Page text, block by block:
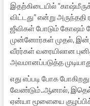
இதற்கிடையில்
விட்டது” என்று
ஜீவிகள் போடும்
முன்னோர்கள் முதல்,
வீரர்கள் வரையிலான
அவமானப்படுத்த
எது எப்படி போக
வேண்டும்..ஆனால்,
ஏன்யா மூளையை